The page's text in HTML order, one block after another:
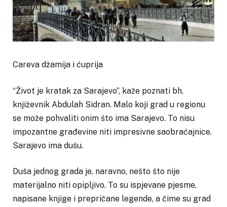
Careva džamija i ćuprija
“Život je kratak za Sarajevo”, kaže poznati bh.
književnik Abdulah Sidran. Malo koji grad u regionu
se može pohvaliti onim što ima Sarajevo. To nisu
impozantne građevine niti impresivne saobraćajnice.
Sarajevo ima dušu.
Duša jednog grada je, naravno, nešto što nije
materijalno niti opipljivo. To su ispjevane pjesme,
napisane knjige i prepričane legende, a čime su grad